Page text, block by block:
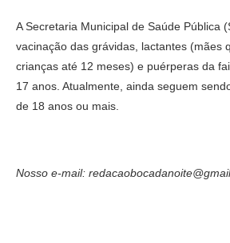
A Secretaria Municipal de Saúde Pública
vacinação das grávidas, lactantes (mães
crianças até 12 meses) e puérperas da
17 anos. Atualmente, ainda seguem
de 18 anos ou mais.
Nosso e-mail: